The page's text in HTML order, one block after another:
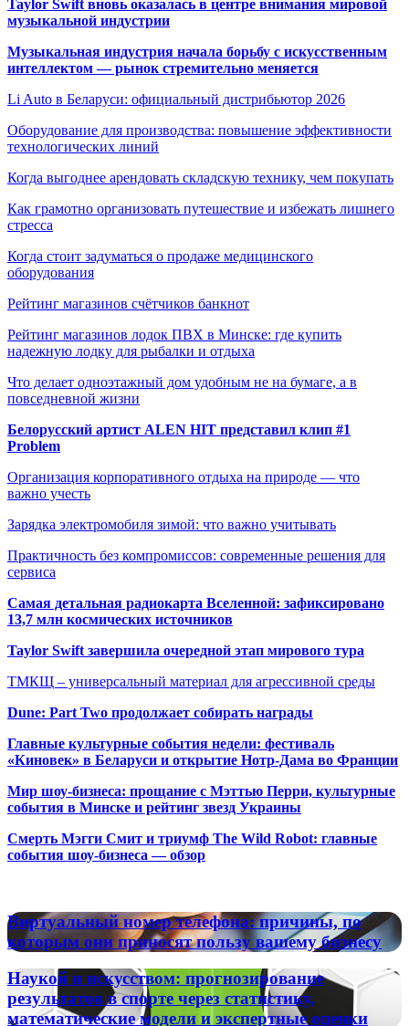
Taylor Swift вновь оказалась в центре внимания мировой
музыкальной индустрии
Музыкальная индустрия начала борьбу с искусственным
интеллектом — рынок стремительно меняется
Li Auto в Беларуси: официальный дистрибьютор 2026
Оборудование для производства: повышение эффективности
технологических линий
Когда выгоднее арендовать складскую технику, чем покупать
Как грамотно организовать путешествие и избежать лишнего
стресса
Когда стоит задуматься о продаже медицинского
оборудования
Рейтинг магазинов счётчиков банкнот
Рейтинг магазинов лодок ПВХ в Минске: где купить
надежную лодку для рыбалки и отдыха
Что делает одноэтажный дом удобным не на бумаге, а в
повседневной жизни
Белорусский артист ALEN HIT представил клип #1
Problem
Организация корпоративного отдыха на природе — что
важно учесть
Зарядка электромобиля зимой: что важно учитывать
Практичность без компромиссов: современные решения для
сервиса
Самая детальная радиокарта Вселенной: зафиксировано
13,7 млн космических источников
Taylor Swift завершила очередной этап мирового тура
ТМКЩ – универсальный материал для агрессивной среды
Dune: Part Two продолжает собирать награды
Главные культурные события недели: фестиваль
«Киновек» в Беларуси и открытие Нотр-Дама во Франции
Мир шоу-бизнеса: прощание с Мэттью Перри, культурные
события в Минске и рейтинг звезд Украины
Смерть Мэгги Смит и триумф The Wild Robot: главные
события шоу-бизнеса — обзор
Виртуальный
номер
телефона:
причины,
по
которым
они
Виртуальный номер телефона: причины, по
которым они приносят пользу вашему бизнесу
Наукой
и
искусством:
Наукой и искусством: прогнозирование
результатов в спорте через статистику,
математические модели и экспертные оценки